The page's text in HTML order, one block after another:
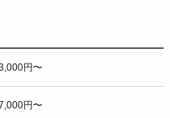
円〜
円〜